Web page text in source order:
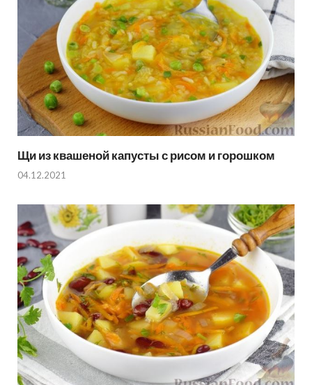
Щи из квашеной капусты с рисом и горошком
04.12.2021